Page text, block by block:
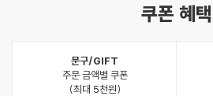
쿠폰 혜택
문구/GIFT
주문 금액별 쿠폰
(최대 5천원)